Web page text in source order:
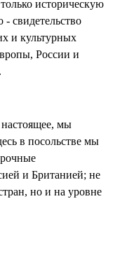
историческую
свидетельство
и культурных
России и
мы
в посольстве мы
и Британией; не
но и на уровне